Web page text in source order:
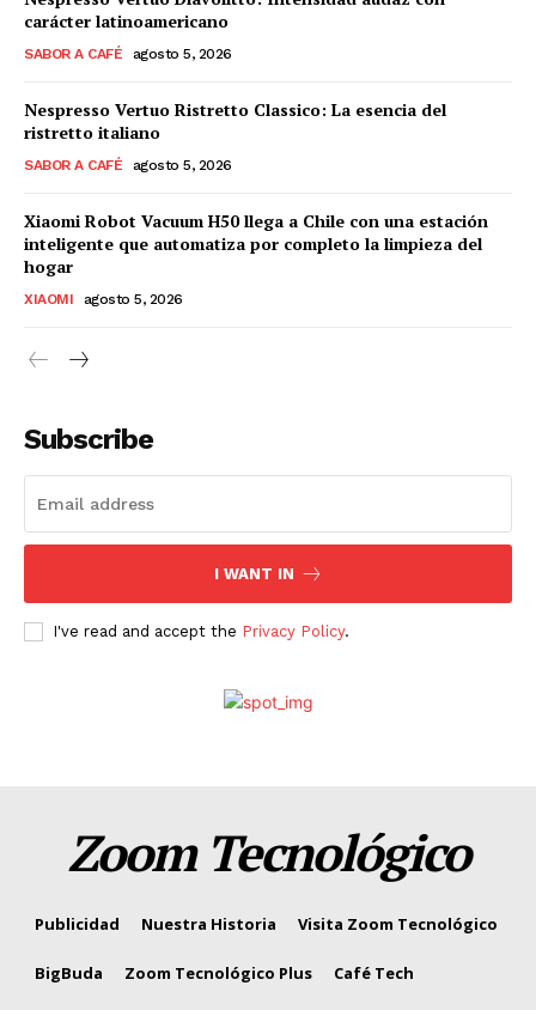
carácter latinoamericano
SABOR A CAFÉ agosto 5, 2026
Nespresso Vertuo Ristretto Classico: La esencia del
ristretto italiano
SABOR A CAFÉ agosto 5, 2026
Xiaomi Robot Vacuum H50 llega a Chile con una estación
inteligente que automatiza por completo la limpieza del
hogar
XIAOMI agosto 5, 2026
Subscribe
I WANT IN
I've read and accept the Privacy Policy.
Zoom Tecnológico
Publicidad Nuestra Historia Visita Zoom Tecnológico
BigBuda Zoom Tecnológico Plus Café Tech